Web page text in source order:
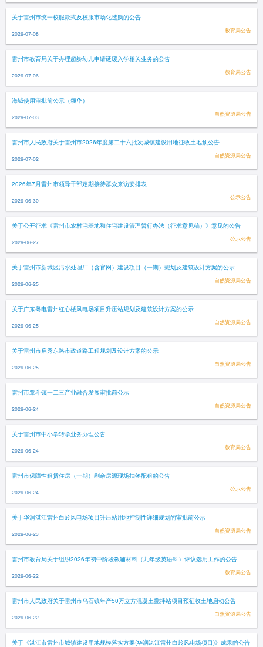
关于雷州市统一校服款式及校服市场化选购的公告
2026-07-08 教育局公告
雷州市教育局关于办理超龄幼儿申请延缓入学相关业务的公告
2026-07-06 教育局公告
海域使用审批前公示（颂华）
2026-07-03 自然资源局公告
雷州市人民政府关于雷州市2026年度第二十六批次城镇建设用地征收土地预公告
2026-07-02 自然资源局公告
2026年7月雷州市领导干部定期接待群众来访安排表
2026-06-30 公示公告
关于公开征求《雷州市农村宅基地和住宅建设管理暂行办法（征求意见稿）》意见的公告
2026-06-27 公示公告
关于雷州市新城区污水处理厂（含官网）建设项目（一期）规划及建筑设计方案的公示
2026-06-25 自然资源局公告
关于广东粤电雷州红心楼风电场项目升压站规划及建筑设计方案的公示
2026-06-25 自然资源局公告
关于雷州市启秀东路市政道路工程规划及设计方案的公示
2026-06-25 自然资源局公告
雷州市覃斗镇一二三产业融合发展审批前公示
2026-06-24 自然资源局公告
关于雷州市中小学转学业务办理公告
2026-06-24 教育局公告
雷州市保障性租赁住房（一期）剩余房源现场抽签配租的公告
2026-06-24 公示公告
关于华润湛江雷州白岭风电场项目升压站用地控制性详细规划的审批前公示
2026-06-23 自然资源局公告
雷州市教育局关于组织2026年初中阶段教辅材料（九年级英语科）评议选用工作的公告
2026-06-22 教育局公告
雷州市人民政府关于雷州市乌石镇年产50万立方混凝土搅拌站项目预征收土地启动公告
2026-06-22 自然资源局公告
关于《湛江市雷州市城镇建设用地规模落实方案(华润湛江雷州白岭风电场项目)》成果的公告